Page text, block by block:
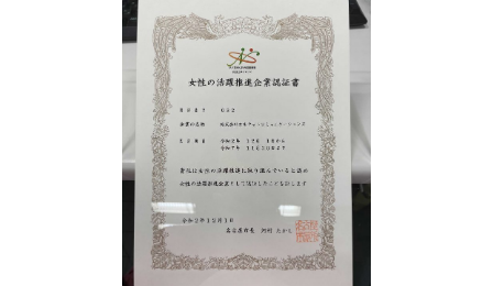
お問い合わせ